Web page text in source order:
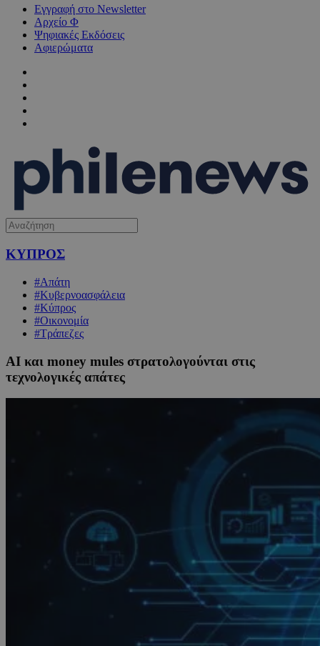
Εγγραφή στο Newsletter
Αρχείο Φ
Ψηφιακές Εκδόσεις
Αφιερώματα
ΚΥΠΡΟΣ
#Απάτη
#Κυβερνοασφάλεια
#Κύπρος
#Οικονομία
#Τράπεζες
AI και money mules στρατολογούνται στις
τεχνολογικές απάτες